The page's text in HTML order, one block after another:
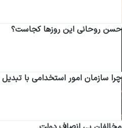
حسن روحانی این روزها کجاست؟
چرا سازمان امور استخدامی با